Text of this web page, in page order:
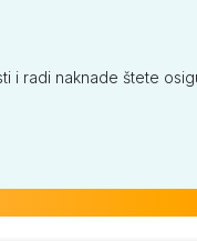
i radi naknade štete